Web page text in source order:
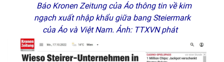
Báo Kronen Zeitung của Áo thông tin về kim
ngạch xuất nhập khẩu giữa bang Steiermark
của Áo và Việt Nam. Ảnh: TTXVN phát